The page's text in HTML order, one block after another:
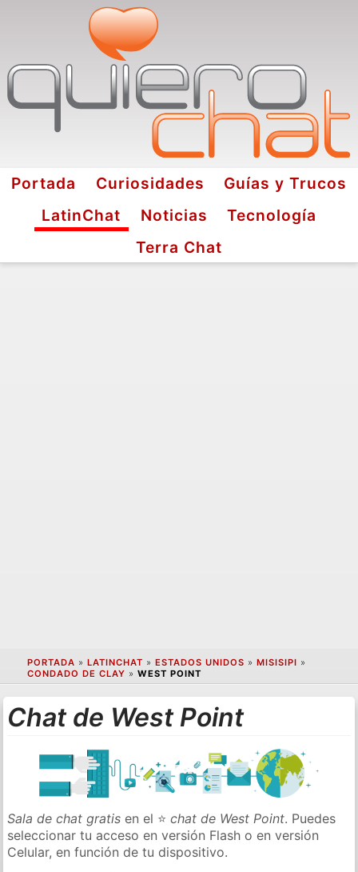
Portada Curiosidades
Guías y Trucos
LatinChat
Noticias
Tecnología
Terra Chat
PORTADA » LATINCHAT » ESTADOS UNIDOS » MISISIPI »
CONDADO DE CLAY » WEST POINT
Chat de West Point
Sala de chat gratis en el ⭐chat de West Point. Puedes
seleccionar tu acceso en versión Flash o en versión
Celular, en función de tu dispositivo.